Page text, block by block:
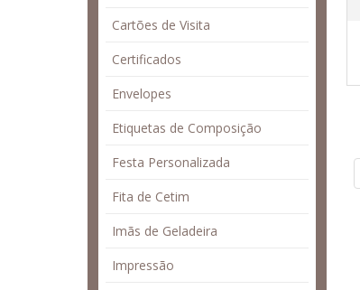
Cartões de Visita
Certificados
Envelopes
Etiquetas de Composição
Festa Personalizada
Fita de Cetim
Imãs de Geladeira
Impressão